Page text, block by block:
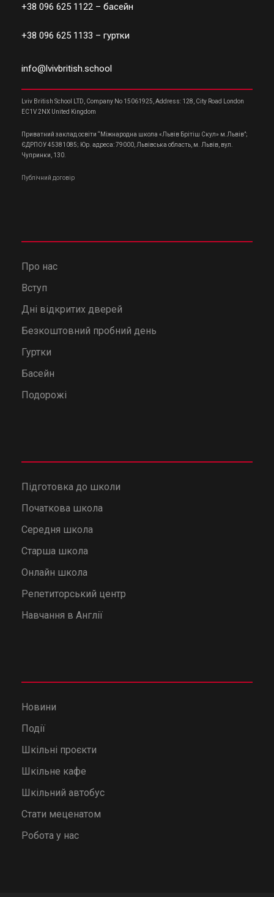
+38 096 625 1122 – басейн
+38 096 625 1133 – гуртки
info@lvivbritish.school
Lviv British School LTD, Company No 15061925, Address: 128, City Road London
EC1V 2NX United Kingdom
Приватний заклад освіти “Міжнародна школа «Львів Брітіш Скул» м.Львів”;
ЄДРПОУ 45381085; Юр. адреса: 79000, Львівська область, м. Львів, вул.
Чупринки, 130.
Публічний договір
Про нас
Вступ
Дні відкритих дверей
Безкоштовний пробний день
Гуртки
Басейн
Подорожі
Підготовка до школи
Початкова школа
Середня школа
Старша школа
Онлайн школа
Репетиторський центр
Навчання в Англії
Новини
Події
Шкільні проєкти
Шкільне кафе
Шкільний автобус
Стати меценатом
Робота у нас